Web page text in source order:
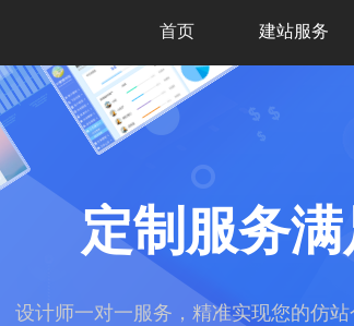
首页 建站服务
设计师一对一服务，精准实现您的仿
定制服务